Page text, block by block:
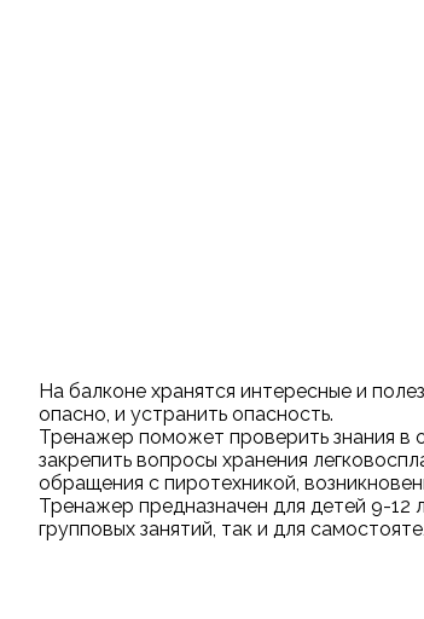
На балконе хранятся интересные и
опасно, и устранить опасность.
Тренажер поможет проверить знания в
закрепить вопросы хранения
обращения с пиротехникой,
Тренажер предназначен для детей 9-12
групповых занятий, так и для